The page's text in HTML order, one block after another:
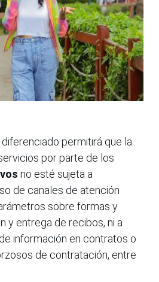
permitirá que la
por parte de los
no esté sujeta a
de canales de atención
sobre formas y
y entrega de recibos, ni a
información en contratos o
de contratación, entre